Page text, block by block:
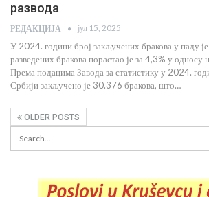
развода
РЕДАКЦИЈА јул 15, 2025
У 2024. години број закључених бракова у паду
разведених бракова порастао је за 4,3% у односу
Према подацима Завода за статистику у 2024.
Србији закључено је 30.376 бракова, што…
OLDER POSTS